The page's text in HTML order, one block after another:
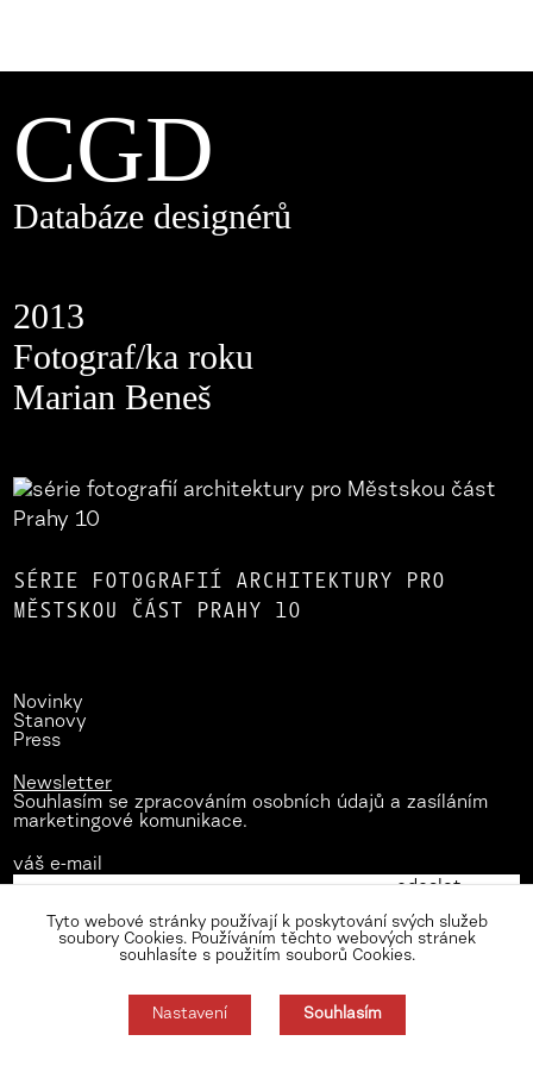
CGD
Databáze designérů
2013
Fotograf/ka roku
Marian Beneš
SÉRIE FOTOGRAFIÍ ARCHITEKTURY PRO
MĚSTSKOU ČÁST PRAHY 10
Novinky
Stanovy
Press
Newsletter
Souhlasím se zpracováním osobních údajů a zasíláním
marketingové komunikace.
váš e-mail
Zásady zpracování osobních údajů
Nastavení cookies
Tyto webové stránky používají k poskytování svých služeb
soubory Cookies. Používáním těchto webových stránek
souhlasíte s použitím souborů Cookies.
Nastavení Souhlasím